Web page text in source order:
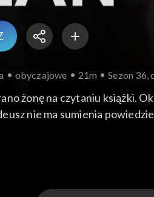
obyczajowe 21m Sezon 36,
żonę na czytaniu książki.
nie ma sumienia
się, dlaczego wczoraj nie